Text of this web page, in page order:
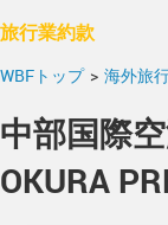
旅行業約款
WBFトップ > 海外旅
中部国際
OKURA